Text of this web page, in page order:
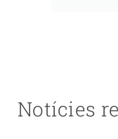
Notícies